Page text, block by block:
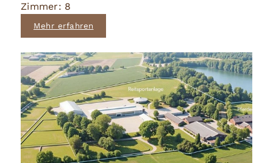
Zimmer: 8
Mehr erfahren